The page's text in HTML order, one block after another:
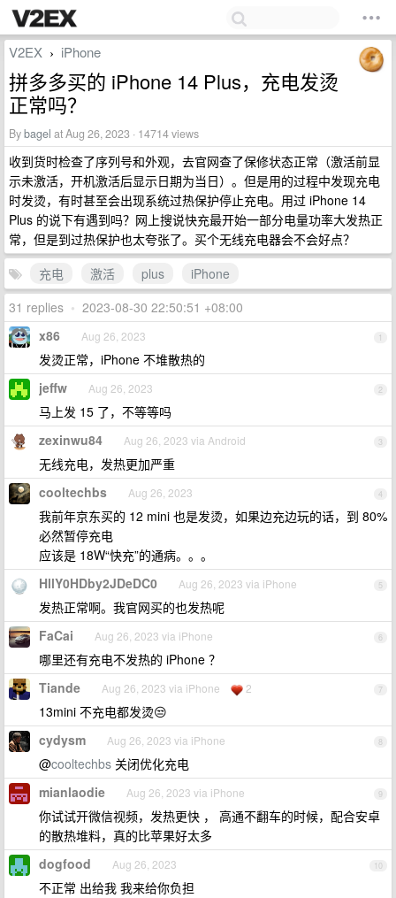
V2EX › iPhone
拼多多买的 iPhone 14 Plus，充电发烫
正常吗？
Bybagel at Aug 26, 2023 · 14714 views
收到货时检查了序列号和外观，去官网查了保修状态正常（激活前显
示未激活，开机激活后显示日期为当日）。但是用的过程中发现充电
时发烫，有时甚至会出现系统过热保护停止充电。用过 iPhone 14
Plus 的说下有遇到吗？网上搜说快充最开始一部分电量功率大发热正
常，但是到过热保护也太夸张了。买个无线充电器会不会好点？
充电
激活 plus
iPhone
31 replies • 2023-08-30 22:50:51 +08:00
1
x86 Aug 26, 2023
发烫正常，iPhone 不堆散热的
2
jeffw Aug 26, 2023
马上发 15 了，不等等吗
3
zexinwu84 Aug 26, 2023 via Android
无线充电，发热更加严重
4
cooltechbs Aug 26, 2023
我前年京东买的 12 mini 也是发烫，如果边充边玩的话，到 80%
必然暂停充电
应该是 18W“快充”的通病。。。
5
HllY0HDby2JDeDC0 Aug 26, 2023 via iPhone
发热正常啊。我官网买的也发热呢
6
FaCai Aug 26, 2023 via iPhone
哪里还有充电不发热的 iPhone ？
7
Tiande Aug 26, 2023 via iPhone 2
13mini 不充电都发烫😒
8
cydysm Aug 26, 2023 via iPhone
@cooltechbs 关闭优化充电
9
mianlaodie Aug 26, 2023 via iPhone
你试试开微信视频，发热更快 ， 高通不翻车的时候，配合安卓
的散热堆料，真的比苹果好太多
10
dogfood Aug 26, 2023
不正常 出给我 我来给你负担